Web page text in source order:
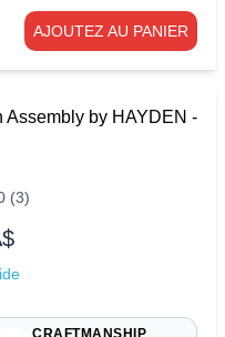
AJOUTEZ AU PANIER
Assembly by HAYDEN -
(3)